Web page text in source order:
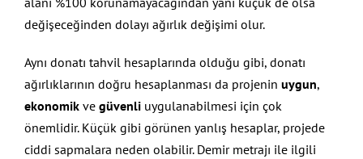
değişeceğinden dolayı ağırlık değişimi olur.
Aynı donatı tahvil hesaplarında olduğu gibi, donatı
ağırlıklarının doğru hesaplanması da projenin uygun,
ekonomikve güvenliuygulanabilmesi için çok
önemlidir. Küçük gibi görünen yanlış hesaplar, projede
ciddi sapmalara neden olabilir. Demir metrajı ile ilgili